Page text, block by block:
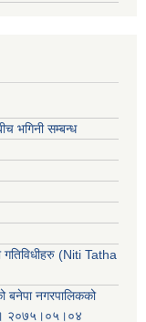
भगिनी सम्बन्ध
गतिविधीहरु (Niti Tatha
बनेपा नगरपालिकको
२०७५।०५।०४